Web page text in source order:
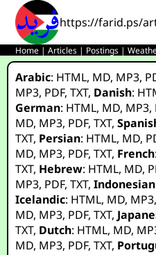
https://farid.ps/
Home |Articles | Postings |
Arabic: HTML, MD, MP3,
MP3, PDF,TXT, Danish:
German: HTML, MD, MP3,
MD, MP3, PDF,TXT,
TXT, Persian: HTML, MD,
MD, MP3, PDF,TXT, French:
TXT, Hebrew: HTML, MD,
MP3, PDF,TXT,Indonesian
Icelandic: HTML, MD, MP3,
MD, MP3, PDF,TXT,
TXT, Dutch: HTML, MD,
MD, MP3, PDF,TXT,